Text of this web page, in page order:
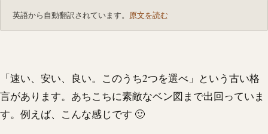
英語から自動翻訳されています。 原文を読む
「速い、安い、良い。このうち2つを選べ」という古い格
言があります。あちこちに素敵なベン図まで出回っていま
す。例えば、こんな感じです 🙂